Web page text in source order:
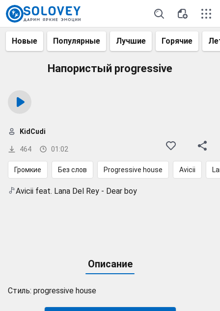
Новые Популярные Лучшие Горячие
Напористый progressive
464 01:02
KidCudi
Громкие Без слов Progressive house Avicii
Avicii feat. Lana Del Rey - Dear boy
Описание
Стиль: progressive house